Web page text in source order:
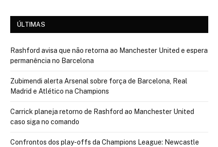
ÚLTIMAS
Rashford avisa que não retorna ao Manchester United e espera
permanência no Barcelona
Zubimendi alerta Arsenal sobre força de Barcelona, Real
Madrid e Atlético na Champions
Carrick planeja retorno de Rashford ao Manchester United
caso siga no comando
Confrontos dos play-offs da Champions League: Newcastle